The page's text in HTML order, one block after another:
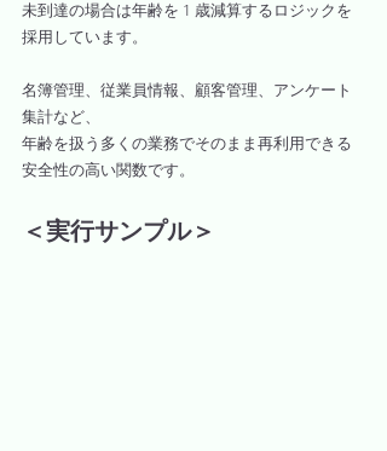
未到達の場合は年齢を 1 歳減算するロジックを
採用しています。
名簿管理、従業員情報、顧客管理、アンケート
集計など、
年齢を扱う多くの業務でそのまま再利用できる
安全性の高い関数です。
＜実行サンプル＞